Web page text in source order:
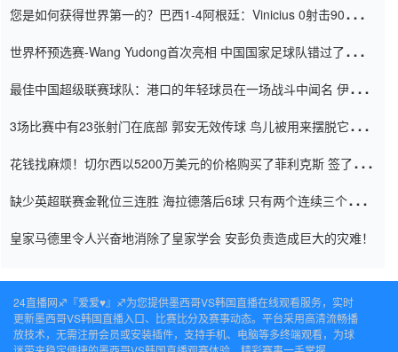
您是如何获得世界第一的？巴西1-4阿根廷：Vinicius 0射击90分钟
世界杯预选赛-Wang Yudong首次亮相 中国国家足球队错过了世界
最佳中国超级联赛球队：港口的年轻球员在一场战斗中闻名 伊万放
3场比赛中有23张射门在底部 郭安无效传球 鸟儿被用来摆脱它
花钱找麻烦！切尔西以5200万美元的价格购买了菲利克斯 签了7年
缺少英超联赛金靴位三连胜 海拉德落后6球 只有两个连续三个连续
皇家马德里令人兴奋地消除了皇家学会 安彭负责造成巨大的灾难！
24直播网♐️『爱爱♥』♐️为您提供墨西哥VS韩国直播在线观看服务，实时
更新墨西哥VS韩国直播入口、比赛比分及赛事动态。平台采用高清流畅播
放技术，无需注册会员或安装插件，支持手机、电脑等多终端观看，为球